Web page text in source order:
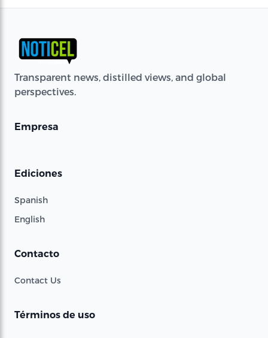
Transparent news, distilled views, and global
perspectives.
Empresa
Ediciones
Spanish
English
Contacto
Contact Us
Términos de uso